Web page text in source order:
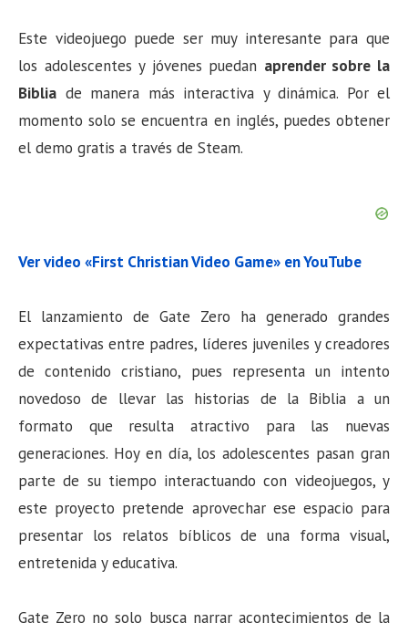
Este videojuego puede ser muy interesante para que
los adolescentes y jóvenes puedan aprender sobre la
Biblia de manera más interactiva y dinámica. Por el
momento solo se encuentra en inglés, puedes obtener
el demo gratis a través de Steam.
Ver video «First Christian Video Game» en YouTube
El lanzamiento de Gate Zero ha generado grandes
expectativas entre padres, líderes juveniles y creadores
de contenido cristiano, pues representa un intento
novedoso de llevar las historias de la Biblia a un
formato que resulta atractivo para las nuevas
generaciones. Hoy en día, los adolescentes pasan gran
parte de su tiempo interactuando con videojuegos, y
este proyecto pretende aprovechar ese espacio para
presentar los relatos bíblicos de una forma visual,
entretenida y educativa.
Gate Zero no solo busca narrar acontecimientos de la